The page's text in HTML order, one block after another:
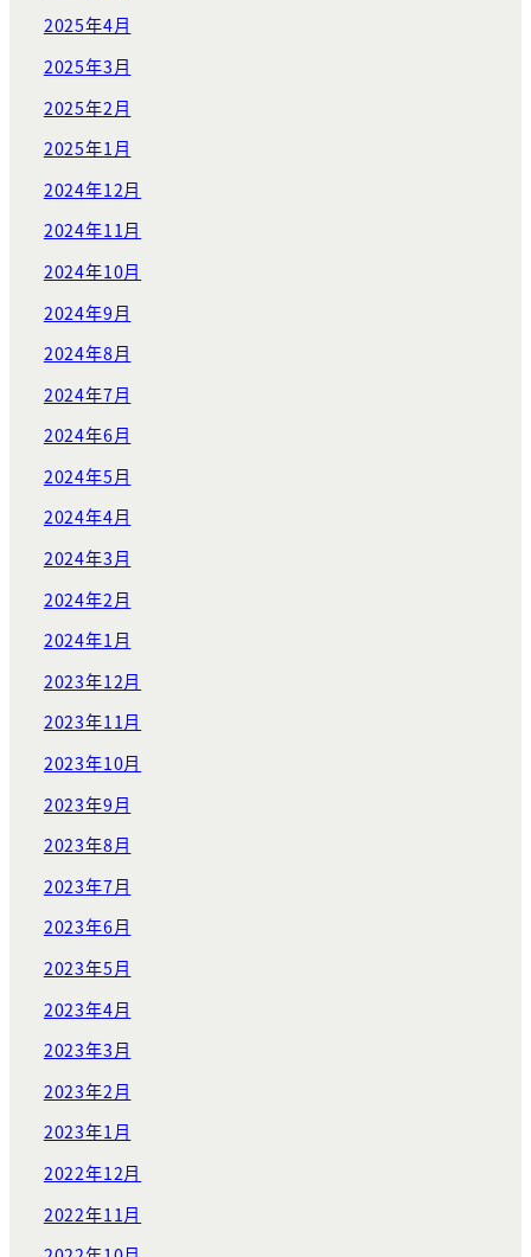
2025年4月
2025年3月
2025年2月
2025年1月
2024年12月
2024年11月
2024年10月
2024年9月
2024年8月
2024年7月
2024年6月
2024年5月
2024年4月
2024年3月
2024年2月
2024年1月
2023年12月
2023年11月
2023年10月
2023年9月
2023年8月
2023年7月
2023年6月
2023年5月
2023年4月
2023年3月
2023年2月
2023年1月
2022年12月
2022年11月